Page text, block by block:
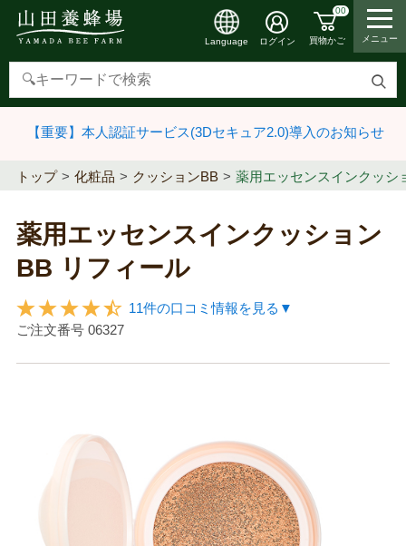
検
す
Language ログイン
00
買物かご メニュー
【重要】本人認証サービス(3Dセキュア2.0)導入のお知らせ
トップ 化粧品 クッションBB 薬用エッセンスインクッシ
薬用エッセンスインクッション
BB リフィール
11件の口コミ情報を見る▼
ご注文番号 06327